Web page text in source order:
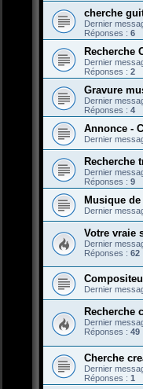
cherche
Dernier
Réponses : 6
Recherche
Dernier
Réponses : 2
Gravure
Dernier
Réponses : 4
Annonce -
Dernier
Recherche
Dernier
Réponses : 9
Musique
Dernier
Votre vraie
Dernier
Réponses : 62
Dernier
Recherche
Dernier
Réponses : 49
Cherche
Dernier
Réponses : 1